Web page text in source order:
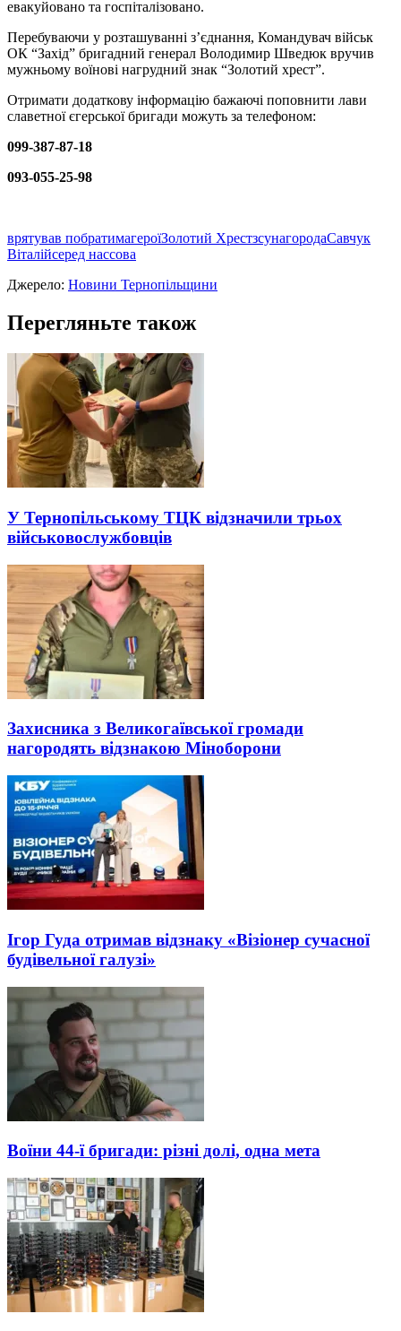
евакуйовано та госпіталізовано.
Перебуваючи у розташуванні з’єднання, Командувач військ
ОК “Захід” бригадний генерал Володимир Шведюк вручив
мужньому воїнові нагрудний знак “Золотий хрест”.
Отримати додаткову інформацію бажаючі поповнити лави
славетної єгерської бригади можуть за телефоном:
099-387-87-18
093-055-25-98
врятував побратимагероїЗолотий ХрестзсунагородаСавчук
Віталійсеред нассова
Джерело: Новини Тернопільщини
Перегляньте також
У Тернопільському ТЦК відзначили трьох
військовослужбовців
Захисника з Великогаївської громади
нагородять відзнакою Міноборони
Ігор Гуда отримав відзнаку «Візіонер сучасної
будівельної галузі»
Воїни 44-ї бригади: різні долі, одна мета